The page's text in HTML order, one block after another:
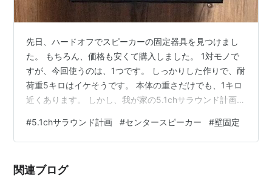
先日、ハードオフでスピーカーの固定器具を見つけまし
た。 もちろん、価格も安くて購入しました。 1対モノで
すが、今回使うのは、1つです。 しっかりした作りで、耐
荷重5キロはイケそうです。 本体の重さだけでも、1キロ
近くあります。 しかし、我が家の5.1chサラウンド計画で
す。 それも、和室を私がフローリングにDIYして、その
時にガラスの引き戸の入口に、180㎝のコンパネを貼り付
固定しています。 しっかりしたコンパに、化粧の木目調
#5.1chサラウンド計画 #センタースピーカー #壁固定
関連ブログ